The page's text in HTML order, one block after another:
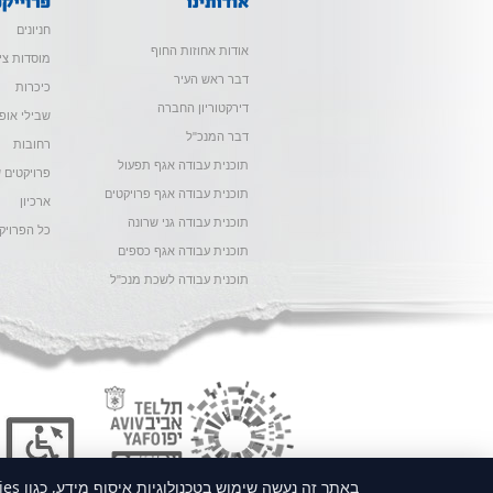
אודות אחוזות החוף
דבר ראש העיר
דירקטוריון החברה
דבר המנכ"ל
תוכנית עבודה אגף תפעול
תוכנית עבודה אגף פרויקטים
תוכנית עבודה גני שרונה
תוכנית עבודה אגף כספים
תוכנית עבודה לשכת מנכ"ל
חניונים
מוסדות
כיכרות
שבילי
רחובות
פרויקטים
ארכיון
כל